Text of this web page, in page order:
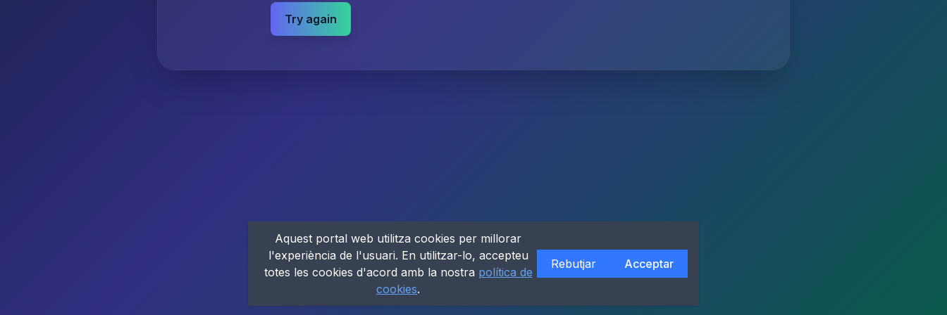
Try again
Aquest portal web utilitza cookies per millorar
l'experiència de l'usuari. En utilitzar-lo, accepteu
totes les cookies d'acord amb la nostra política de
cookies.
Rebutjar Acceptar